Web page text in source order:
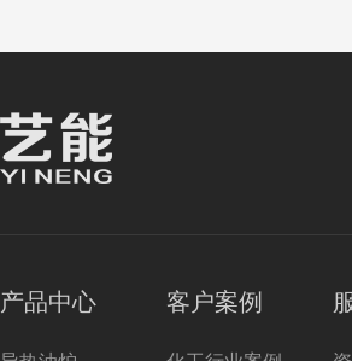
产品中心 客户案例